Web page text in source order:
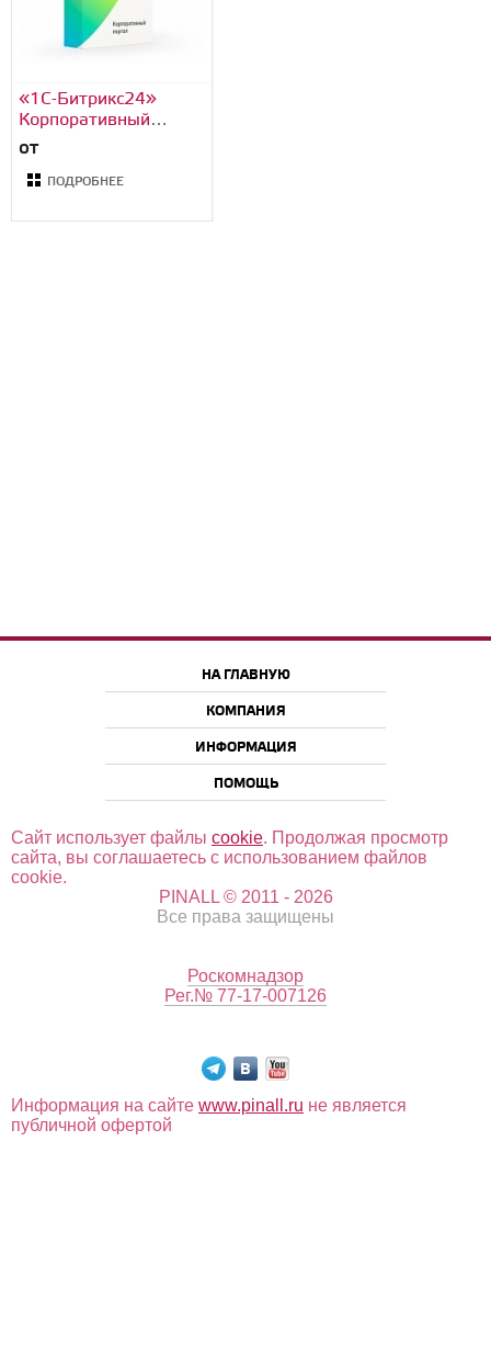
«1С-Битрикс24»
Корпоративный
портал
от
ПОДРОБНЕЕ
НА ГЛАВНУЮ
КОМПАНИЯ
ИНФОРМАЦИЯ
ПОМОЩЬ
Сайт использует файлы cookie. Продолжая просмотр
сайта, вы соглашаетесь с использованием файлов
cookie.
PINALL © 2011 - 2026
Все права защищены
Роскомнадзор
Рег.№ 77-17-007126
Информация на сайте www.pinall.ru не является
публичной офертой